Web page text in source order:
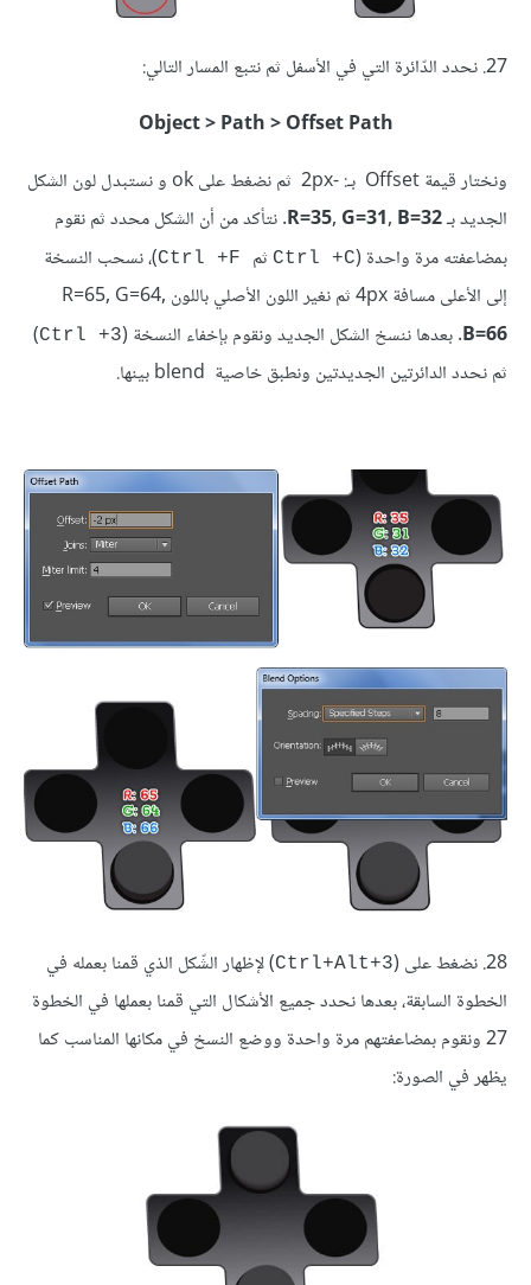
27. نحدد الدّائرة التي في الأسفل ثم نتبع المسار التالي:
Object > Path > Offset Path
ونختار قيمة Offset بـ: -2px ثم نضغط على ok و نستبدل لون الشكل
الجديد بـR=35, G=31, B=32. نتأكد من أن الشكل محدد ثم نقوم
بمضاعفته مرة واحدة (Ctrl +C ثم
)، نسحب النسخة
إلى الأعلى مسافة 4px ثم نغير اللون الأصلي باللون R=65, G=64
,
B=66. بعدها ننسخ الشكل الجديد ونقوم بإخفاء النسخة (Ctrl +3
)
ثم نحدد الدائرتين الجديدتين ونطبق خاصية blend بينها.
28. نضغط على ( Ctrl+Alt+3) لإظهار الشّكل الذي قمنا بعمله في
الخطوة السابقة، بعدها نحدد جميع الأشكال التي قمنا بعملها في الخطوة
27 ونقوم بمضاعفتهم مرة واحدة ووضع النسخ في مكانها المناسب كما
يظهر في الصورة: